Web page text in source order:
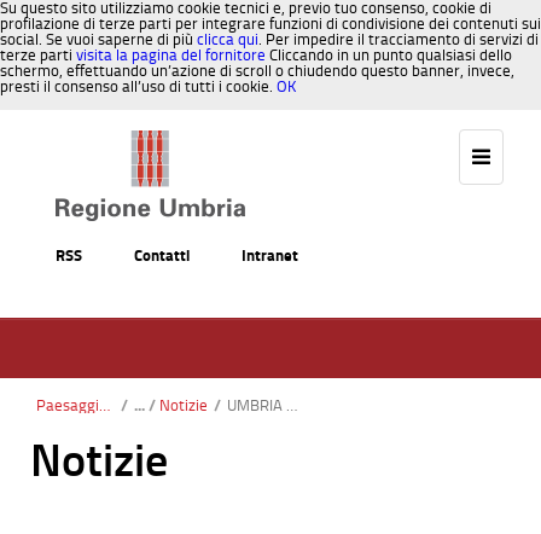
Su questo sito utilizziamo cookie tecnici e, previo tuo consenso, cookie di
profilazione di terze parti per integrare funzioni di condivisione dei contenuti sui
social. Se vuoi saperne di più clicca qui. Per impedire il tracciamento di servizi di
terze parti visita la pagina del fornitore Cliccando in un punto qualsiasi dello
schermo, effettuando un’azione di scroll o chiudendo questo banner, invece,
presti il consenso all’uso di tutti i cookie. OK
RSS Contatti Intranet
Paesaggio, Territorio, Urbanistica / Notizie / UMBRIA Paesaggi in Divenire 1954 - 2014. Palazzo Donini - 18 febbraio 2016.
Notizie